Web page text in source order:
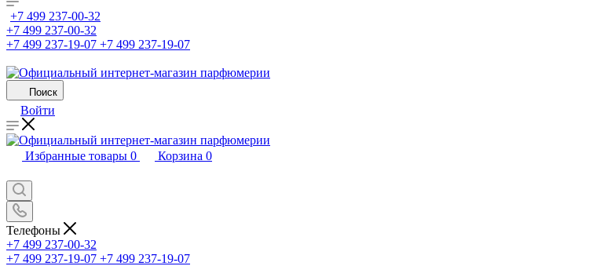
+7 499 237-00-32
+7 499 237-00-32
+7 499 237-19-07 +7 499 237-19-07
Поиск
Войти
Избранные товары 0 Корзина 0
Телефоны
+7 499 237-00-32
+7 499 237-19-07 +7 499 237-19-07